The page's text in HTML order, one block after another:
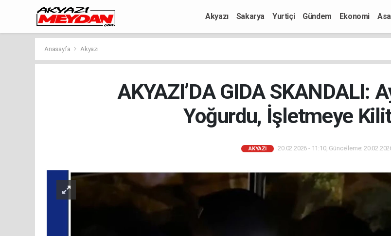
Akyazı Sakarya Yurtiçi Gündem Ekonomi
Anasayfa Akyazı
AKYAZI’DA GIDA SKANDALI:
Yoğurdu, İşletmeye
AKYAZI 20.02.2026 - 11:10, Güncelleme: